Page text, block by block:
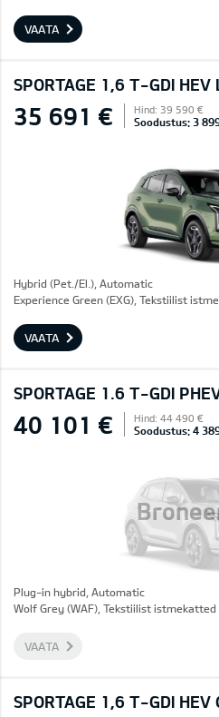
VAATA
SPORTAGE 1,6 T-GDI HEV
35 691 € Hind: 39 590 €
Soodustus: 3
Hybrid (Pet./El.), Automatic
Experience Green (EXG), Tekstiilist
VAATA
SPORTAGE 1.6 T-GDI
40 101 € Hind: 44 490 €
Soodustus: 4
Plug-in hybrid, Automatic
Wolf Grey (WAF), Tekstiilist istmekatted
VAATA
SPORTAGE 1,6 T-GDI